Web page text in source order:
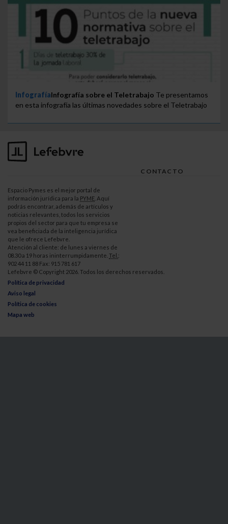
InfografíaInfografía sobre el Teletrabajo Te presentamos
en esta infografía las últimas novedades sobre el Teletrabajo
CONTACTO
Espacio Pymes es el mejor portal de
información jurídica para la PYME . Aquí
podrás encontrar, además de artículos y
noticias relevantes, todos los servicios
propios del sector para que tu empresa se
vea beneficiada de la inteligencia jurídica
que le ofrece Lefebvre.
Atención al cliente: de lunes a viernes de
08.30 a 19 horas ininterrumpidamente. Tel. :
902 44 11 88 Fax: 915 781 617
Lefebvre © Copyright 2026. Todos los derechos reservados.
Política de privacidad
Aviso legal
Política de cookies
Mapa web